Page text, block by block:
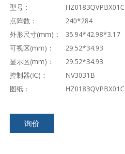
型号：
点阵数：
240*284
外形尺寸(mm)：
35.94*42.98*3.17
可视区(mm)：
29.52*34.93
显示区(mm)：
29.52*34.93
控制器(IC)：
NV3031B
图纸：
询价